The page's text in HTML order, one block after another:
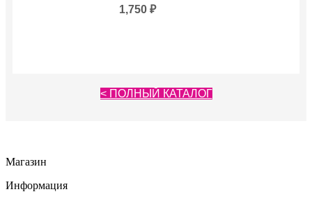
1,750₽
< ПОЛНЫЙ КАТАЛОГ
Магазин
Информация